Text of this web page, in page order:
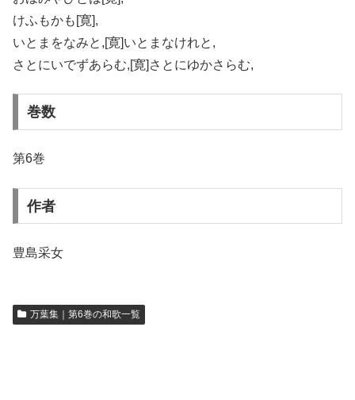
けふもかも[寛],
いとまをなみと,[寛]いとまなけれと,
さとにいでずあらむ,[寛]さとにゆかさらむ,
巻数
第6巻
作者
豊島采女
万葉集｜第6巻の和歌一覧